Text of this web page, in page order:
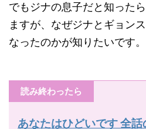
でもジナの息子だと知った
ますが、なぜジナとギョン
なったのかが知りたいです。
読み終わったら
あなたはひどいです 全